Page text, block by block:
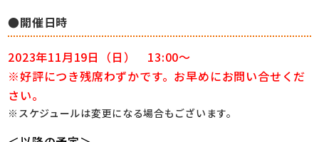
●開催日時
2023年11月19日（日） 13:00～
※好評につき残席わずかです。お早めにお問い合せくだ
さい。
※スケジュールは変更になる場合もございます。